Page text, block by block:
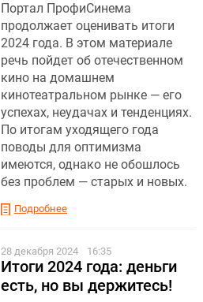
Портал ПрофиСинема
продолжает оценивать итоги
2024 года. В этом материале
речь пойдет об отечественном
кино на домашнем
кинотеатральном рынке — его
успехах, неудачах и тенденциях.
По итогам уходящего года
поводы для оптимизма
имеются, однако не обошлось
без проблем — старых и новых.
Подробнее
28 декабря 2024 16:35
Итоги 2024 года: деньги
есть, но вы держитесь!